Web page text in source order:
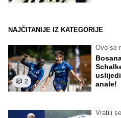
NAJČITANIJE IZ KATEGORIJE
2
Ovo se
anale!
Vratili